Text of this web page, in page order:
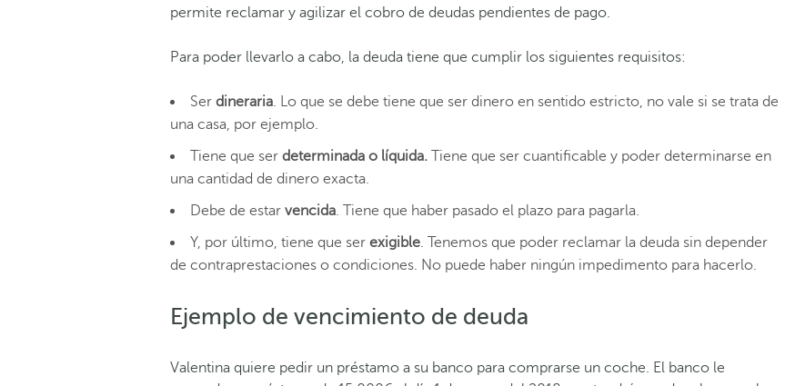
permite reclamar y agilizar el cobro de deudas pendientes de pago.
Para poder llevarlo a cabo, la deuda tiene que cumplir los siguientes requisitos:
Ser dineraria. Lo que se debe tiene que ser dinero en sentido estricto, no vale si se trata de
una casa, por ejemplo.
Tiene que ser determinada o líquida. Tiene que ser cuantificable y poder determinarse en
una cantidad de dinero exacta.
Debe de estar vencida. Tiene que haber pasado el plazo para pagarla.
Y, por último, tiene que ser exigible. Tenemos que poder reclamar la deuda sin depender
de contraprestaciones o condiciones. No puede haber ningún impedimento para hacerlo.
Ejemplo de vencimiento de deuda
Valentina quiere pedir un préstamo a su banco para comprarse un coche. El banco le